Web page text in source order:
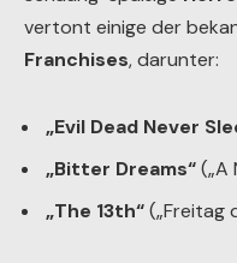
vertont einige der
Franchises, darunter:
„Evil Dead Never
„Bitter Dreams“(„A
„The 13th“(„Freitag